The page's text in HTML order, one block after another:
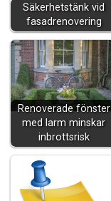
Säkerhetstänk vid
fasadrenovering
Renoverade fönster
med larm minskar
inbrottsrisk